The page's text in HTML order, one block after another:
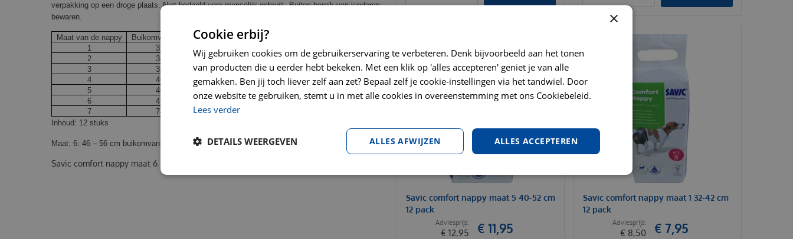
verpakking op een droge plaats. Niet bedoeld voor menselijk gebruik. Buiten bereik van kinderen
bewaren.
Maat van de nappy
Buikomvang van de hond
1
32 – 42 cm
2
34 – 44 cm
3
34 – 48 cm
4
40 – 48 cm
5
40 – 52 cm
6
46 – 56 cm
7
74 – 84 cm
Inhoud: 12 stuks
Maat: 6: 46 – 56 cm buikomvang
Savic comfort nappy maat 6 46-56 cm 12 pack
Savic comfort nappy maat 5 40-52 cm
12 pack
€ 12,95 € 11,95
Savic comfort nappy maat 1 32-42 cm
12 pack
€ 8,50 € 7,95
×
Cookie erbij?
Wij gebruiken cookies om de gebruikerservaring te verbeteren. Denk bijvoorbeeld aan het tonen
van producten die u eerder hebt bekeken. Met een klik op 'alles accepteren' geniet je van alle
gemakken. Ben jij toch liever zelf aan zet? Bepaal zelf je cookie-instellingen via het tandwiel. Door
onze website te gebruiken, stemt u in met alle cookies in overeenstemming met ons Cookiebeleid.
Lees verder
ALLES ACCEPTEREN
ALLES AFWIJZEN
DETAILS WEERGEVEN